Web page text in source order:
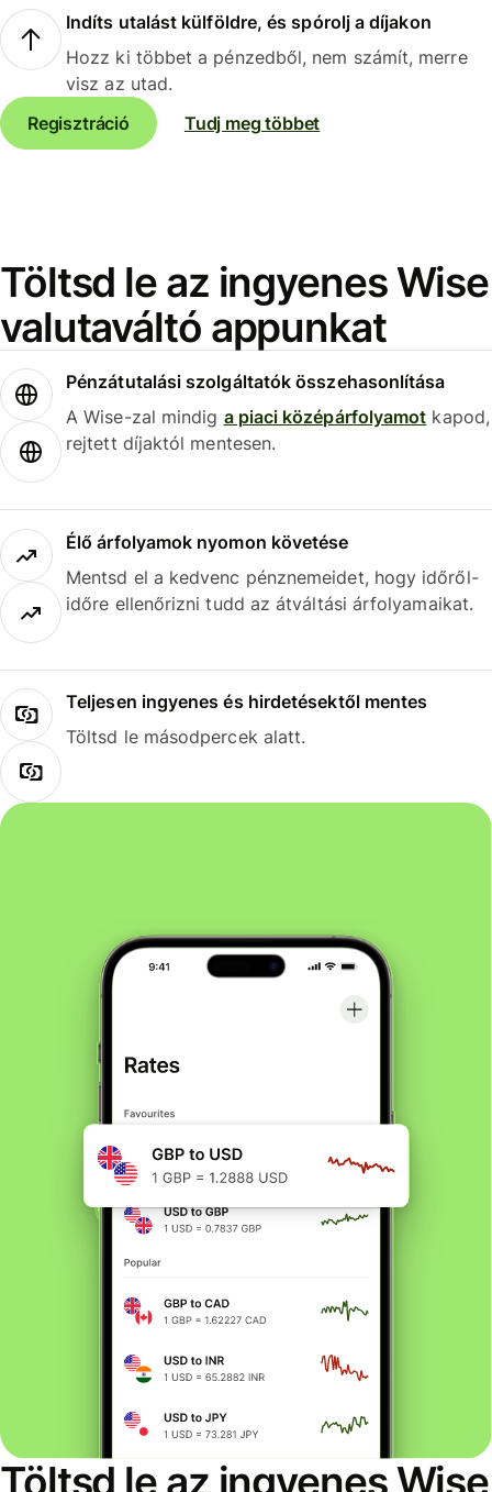
Indíts utalást külföldre, és spórolj a díjakon
Hozz ki többet a pénzedből, nem számít, merre
visz az utad.
Regisztráció
Tudj meg többet
Töltsd le az ingyenes Wise
valutaváltó appunkat
Pénzátutalási szolgáltatók összehasonlítása
A Wise-zal mindig a piaci középárfolyamot kapod,
rejtett díjaktól mentesen.
Élő árfolyamok nyomon követése
Mentsd el a kedvenc pénznemeidet, hogy időről-
időre ellenőrizni tudd az átváltási árfolyamaikat.
Teljesen ingyenes és hirdetésektől mentes
Töltsd le másodpercek alatt.
Töltsd le az ingyenes Wise